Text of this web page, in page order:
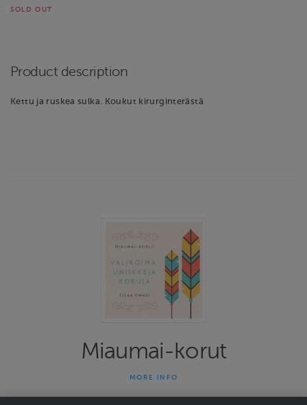
SOLD OUT
Product description
Kettu ja ruskea sulka. Koukut kirurginterästä
Miaumai-korut
koruja jo 13 vuotta. Kauniit ja persoonalliset korut herättävät
MORE INFO